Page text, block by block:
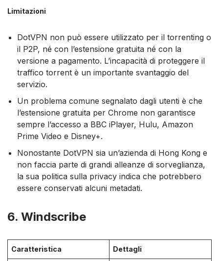
Limitazioni
DotVPN non può essere utilizzato per il torrenting o
il P2P, né con l’estensione gratuita né con la
versione a pagamento. L’incapacità di proteggere il
traffico torrent è un importante svantaggio del
servizio.
Un problema comune segnalato dagli utenti è che
l’estensione gratuita per Chrome non garantisce
sempre l’accesso a BBC iPlayer, Hulu, Amazon
Prime Video e Disney+.
Nonostante DotVPN sia un’azienda di Hong Kong e
non faccia parte di grandi alleanze di sorveglianza,
la sua politica sulla privacy indica che potrebbero
essere conservati alcuni metadati.
6. Windscribe
Caratteristica Dettagli